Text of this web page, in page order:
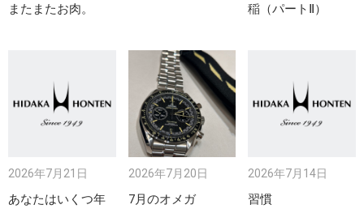
またまたお肉。 稲（パートⅡ）
2026年7月21日
あなたはいくつ年
2026年7月20日
7月のオメガ
2026年7月14日
習慣